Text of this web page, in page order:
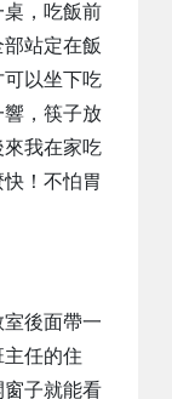
，吃飯前
站定在飯
以坐下吃
，筷子放
我在家吃
！不怕胃
後面帶一
任的住
窗子就能看